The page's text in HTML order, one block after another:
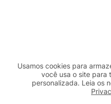
Usamos cookies para
você usa o site para
personalizada. Leia os